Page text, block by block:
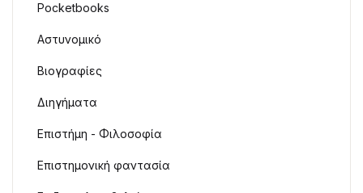
Pocketbooks
Αστυνομικό
Βιογραφίες
Διηγήματα
Επιστήμη - Φιλοσοφία
Επιστημονική φαντασία